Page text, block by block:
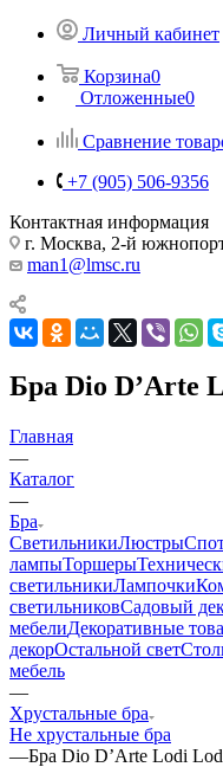
Личный кабинет
Корзина0
Отложенные0
Сравнение
+7 (905) 506-9356
Контактная информация
г. Москва, 2-й
man1@lmsc.ru
Бра Dio D’Arte
Главная
—
Каталог
—
Бра
СветильникиЛюстры
лампыТоршеры
светильникиЛампочки
светильниковСадовый
мебелиДекоративные
декорОстальной свет
мебель
—
Хрустальные бра
Не хрустальные бра
—Бра Dio D’Arte Lodi